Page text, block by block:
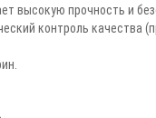
высокую прочность и
контроль качества